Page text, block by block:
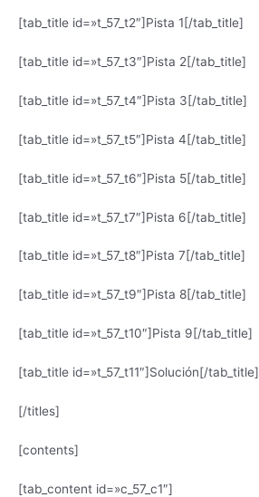
[tab_title id=»t_57_t2″]Pista 1[/tab_title]
[tab_title id=»t_57_t3″]Pista 2[/tab_title]
[tab_title id=»t_57_t4″]Pista 3[/tab_title]
[tab_title id=»t_57_t5″]Pista 4[/tab_title]
[tab_title id=»t_57_t6″]Pista 5[/tab_title]
[tab_title id=»t_57_t7″]Pista 6[/tab_title]
[tab_title id=»t_57_t8″]Pista 7[/tab_title]
[tab_title id=»t_57_t9″]Pista 8[/tab_title]
[tab_title id=»t_57_t10″]Pista 9[/tab_title]
[tab_title id=»t_57_t11″]Solución[/tab_title]
[/titles]
[contents]
[tab_content id=»c_57_c1″]